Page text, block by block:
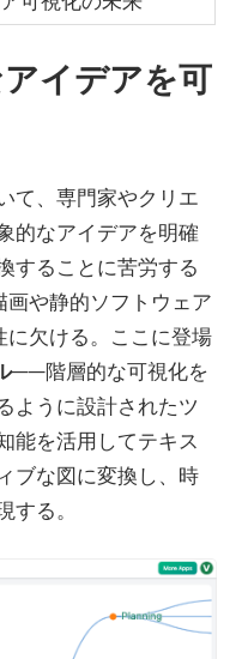
イデアを可
て、専門家やクリエ
的なアイデアを明確
することに苦労する
や静的ソフトウェア
欠ける。ここに登場
——階層的な可視化を
ように設計されたツ
能を活用してテキス
ブな図に変換し、時
する。